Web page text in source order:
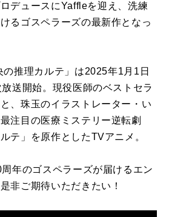
デュースにYaffleを迎え、洗練
るゴスペラーズの最新作となっ
推理カルテ」は2025年1月1日
放送開始。現役医師のベストセラ
、珠玉のイラストレーター・い
注目の医療ミステリー逆転劇
テ」を原作としたTVアニメ。
年のゴスペラーズが届けるエン
非ご期待いただきたい！